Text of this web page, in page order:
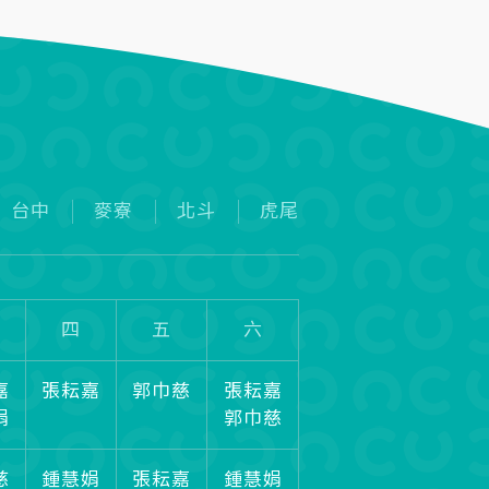
台中 麥寮 北斗 虎尾
四 五 六
張耘嘉 郭巾慈
張耘嘉
郭巾慈
鍾慧娟 張耘嘉 鍾慧娟